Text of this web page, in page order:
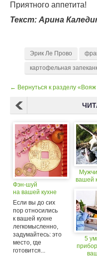
Приятного аппетита!
Текст: Арина
Эрик Ле Прово
картофельная
← Вернуться к разделу
Фэн-шуй
на вашей кухне
Если вы до сих
пор относились
к вашей кухне
легкомысленно,
задумайтесь: это
место, где
готовится...
вашей
5